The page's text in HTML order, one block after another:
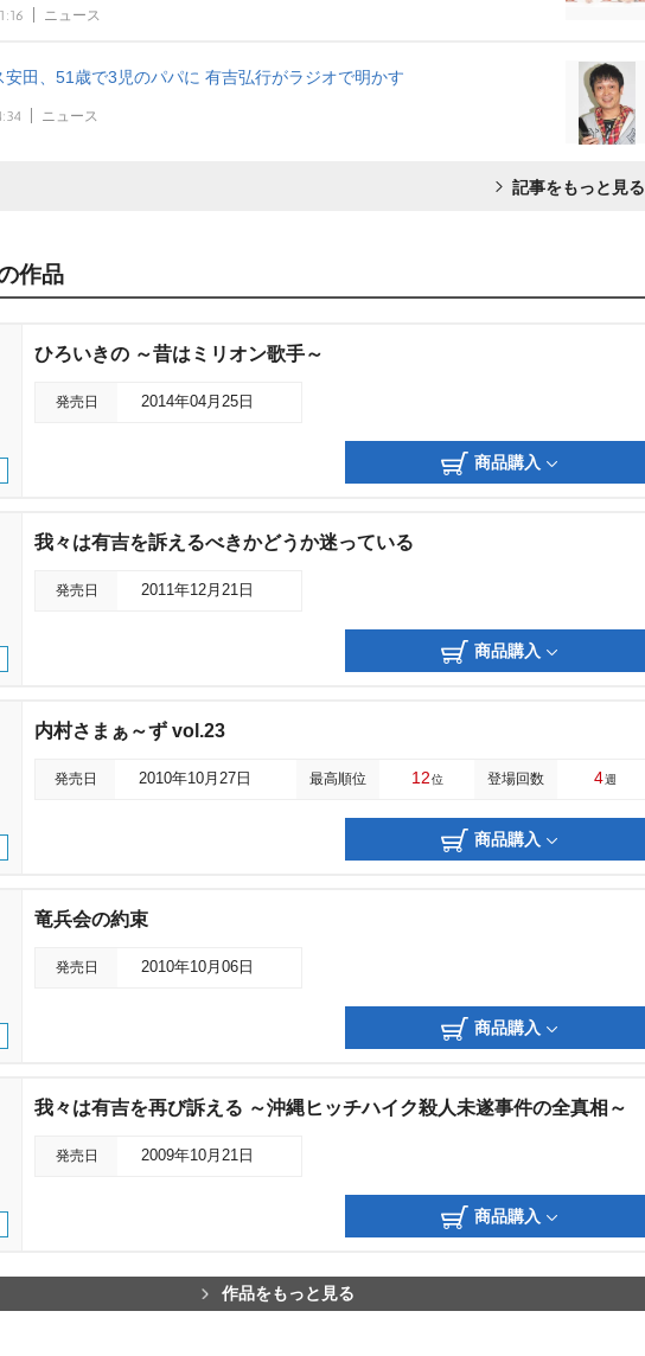
ニュース
安田、51歳で3児のパパに 有吉弘行がラジオで明かす
ニュース
記事をもっと見る
作品
ひろいきの ～昔はミリオン歌手～
発売日 2014年04月25日
商品購入
我々は有吉を訴えるべきかどうか迷っている
発売日 2011年12月21日
商品購入
内村さまぁ～ず vol.23
発売日 2010年10月27日 最高順位 12位 登場回数 4週
商品購入
竜兵会の約束
発売日 2010年10月06日
商品購入
我々は有吉を再び訴える ～沖縄ヒッチハイク殺人未遂事件の全真相～
発売日 2009年10月21日
商品購入
作品をもっと見る